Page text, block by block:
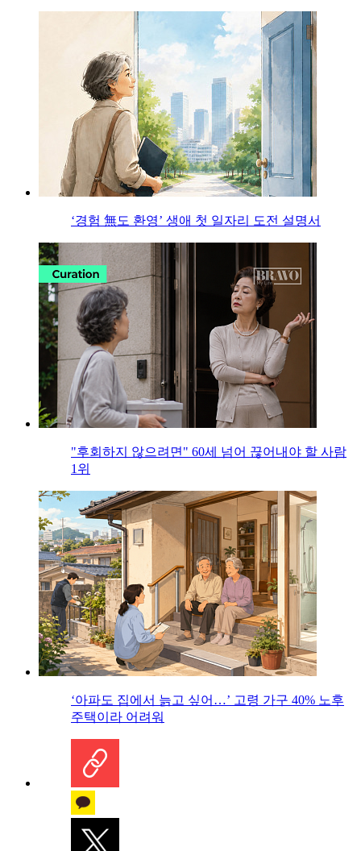
‘경험 無도 환영’ 생애 첫 일자리 도전 설명서
"후회하지 않으려면" 60세 넘어 끊어내야 할 사람
1위
‘아파도 집에서 늙고 싶어…’ 고령 가구 40% 노후
주택이라 어려워